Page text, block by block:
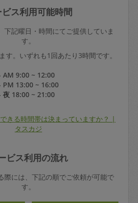
ス利用可能時間
下記曜日・時間にてご提供していま
す。
す。いずれも1回あたり3時間です。
AM 9:00 ~ 12:00
PM 13:00 ~ 16:00
夜 18:00 ~ 21:00
きる時間帯は決まっていますか？ |
タスカジ
ビス利用の流れ
際には、下記の順でご依頼が可能で
す。